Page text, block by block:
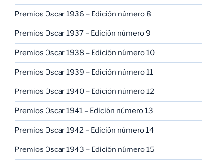
Premios Oscar 1936 – Edición número 8
Premios Oscar 1937 – Edición número 9
Premios Oscar 1938 – Edición número 10
Premios Oscar 1939 – Edición número 11
Premios Oscar 1940 – Edición número 12
Premios Oscar 1941 – Edición número 13
Premios Oscar 1942 – Edición número 14
Premios Oscar 1943 – Edición número 15